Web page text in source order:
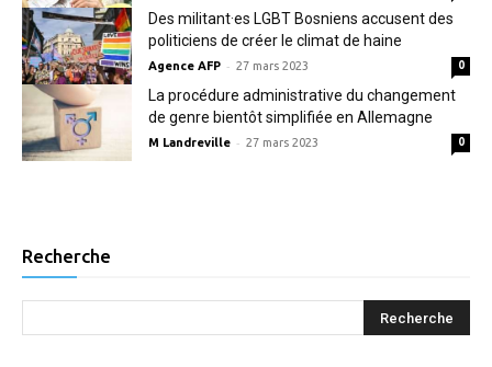
Des militant·es LGBT Bosniens accusent des
politiciens de créer le climat de haine
Agence AFP - 27 mars 2023 0
La procédure administrative du changement
de genre bientôt simplifiée en Allemagne
M Landreville - 27 mars 2023 0
Recherche